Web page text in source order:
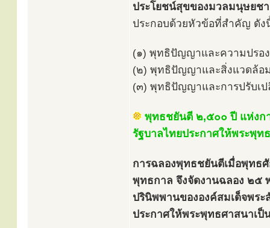
ประโยชน์สุขของมวลมนุษยช
ประกอบด้วยหัวข้อที่สำคัญ ดัง
(๑) พุทธิปัญญาและความปรอ
(๒) พุทธิปัญญาและสิ่งแวดล้อ
(๓) พุทธิปัญญาและการปรับเ
พุทธชยันตี ๒,๕๐๐ ปี แห่งก
รัฐบาลไทยประกาศให้พระพุท
การฉลองพุทธชยันตีเมื่อพุทธ
พุทธกาล จึงจัดงานฉลอง ๒๕
ปรินิพพานขององค์สมเด็จพร
ประกาศให้พระพุทธศาสนาเป็